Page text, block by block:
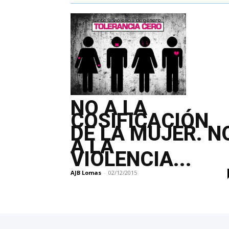
NO A LA
COSIFICACIÓN
DE LA MUJER.
A LA
VIOLENCIA...
AJB Lomas - 02/12/2015